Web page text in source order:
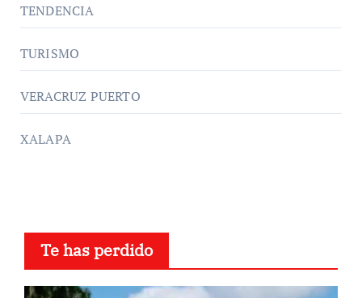
TENDENCIA
TURISMO
VERACRUZ PUERTO
XALAPA
Te has perdido